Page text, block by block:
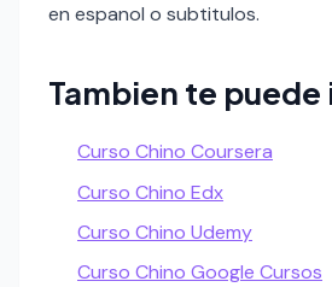
en espanol o subtitulos.
Tambien te
Curso Chino Coursera
Curso Chino Edx
Curso Chino Udemy
Curso Chino Google Cursos